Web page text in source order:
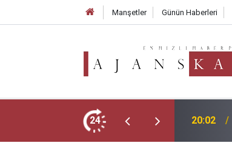
Manşetler Günün Haberleri
24
Araçları Belli Oldu! 19:02